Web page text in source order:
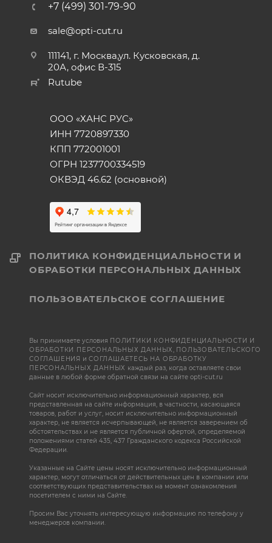
+7 (499) 301-79-90
sale@opti-cut.ru
111141, г. Москва,ул. Кусковская, д.
20А, офис В-315
Rutube
ООО «ХАНС РУС»
ИНН 7720897330
КПП 772001001
ОГРН 1237700334519
ОКВЭД 46.62 (основной)
ПОЛИТИКА КОНФИДЕНЦИАЛЬНОСТИ И
ОБРАБОТКИ ПЕРСОНАЛЬНЫХ ДАННЫХ
ПОЛЬЗОВАТЕЛЬСКОЕ СОГЛАШЕНИЕ
Вы принимаете условия ПОЛИТИКИ КОНФИДЕНЦИАЛЬНОСТИ И
ОБРАБОТКИ ПЕРСОНАЛЬНЫХ ДАННЫХ, ПОЛЬЗОВАТЕЛЬСКОГО
СОГЛАШЕНИЯ иСОГЛАШАЕТЕСЬ НА ОБРАБОТКУ
ПЕРСОНАЛЬНЫХ ДАННЫХ каждый раз, когда оставляете свои
данные в любой форме обратной связи на сайте opti-cut.ru
Сайт носит исключительно информационный характер, вся
представленная на сайте информация, в частности, касающаяся
товаров, работ и услуг, носит исключительно информационный
характер, не является исчерпывающей, не является заверением об
обстоятельствах и не является публичной офертой, определяемой
положениями статей 435, 437 Гражданского кодекса Российской
Федерации.
Указанные на Сайте цены носят исключительно информационный
характер, могут отличаться от действительных цен в компании или
соответствующих представительствах на момент ознакомления
посетителем с ними на Сайте.
Просим Вас уточнять интересующую информацию по телефону у
менеджеров компании.